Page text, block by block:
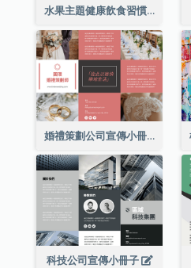
水果主題健康飲食習慣小冊子
婚禮策劃公司宣傳小冊子
科技公司宣傳小冊子